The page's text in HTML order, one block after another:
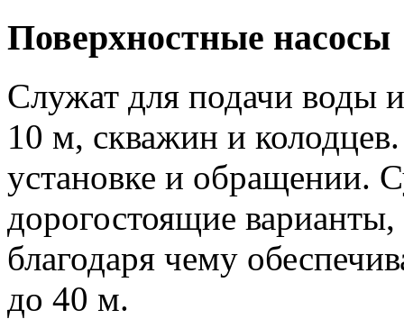
Поверхностные насосы
Служат для подачи воды
10 м, скважин и
установке и обращении.
дорогостоящие
благодаря чему
до 40 м.